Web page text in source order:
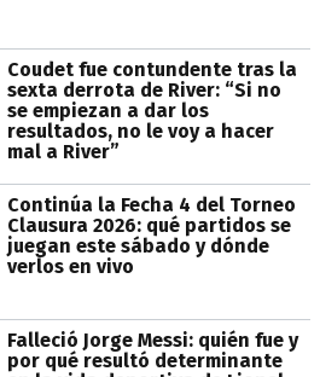
Coudet fue contundente tras la
sexta derrota de River: “Si no
se empiezan a dar los
resultados, no le voy a hacer
mal a River”
Continúa la Fecha 4 del Torneo
Clausura 2026: qué partidos se
juegan este sábado y dónde
verlos en vivo
Falleció Jorge Messi: quién fue y
por qué resultó determinante